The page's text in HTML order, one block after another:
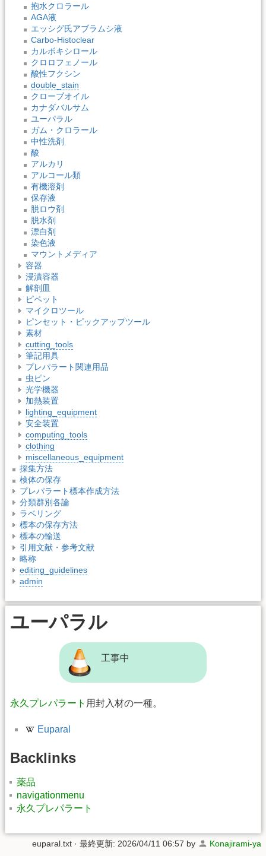
抱水クロラール
AGA液
エッシグ氏アブラムシ液
Carbo-Histoclear
カルボキシロール
クロロフェノール
酸性フクシン
double_stain
クローブオイル
カナダバルサム
ユーパラル
ガム・クロラール
中性洗剤
酸
アルカリ
アルコール類
有機溶剤
保存液
脱ロウ剤
脱水剤
漂白剤
染色液
マウントメディア
容器
浸漬容器
解剖皿
ピペット
マイクロツール
ピンセット・ピックアップツール
素材
cutting_tools
筆記用具
プレパラート関連用品
虫ピン
光学機器
加熱装置
lighting_equipment
安全装置
computing_tools
clothing
miscellaneous_equipment
採集方法
検体の保存
プレパラート標本作成方法
分類群別各論
ラベリング
標本の保存方法
標本の輸送
引用文献・参考文献
略称
editing_guidelines
admin
ユーパラル
工事中
永久プレパラート 用封入材の一種。
Euparal
Backlinks
薬品
navigationmenu
永久プレパラート
euparal.txt · 最終更新: 2026/04/11 06:57 by Konajirami-ya